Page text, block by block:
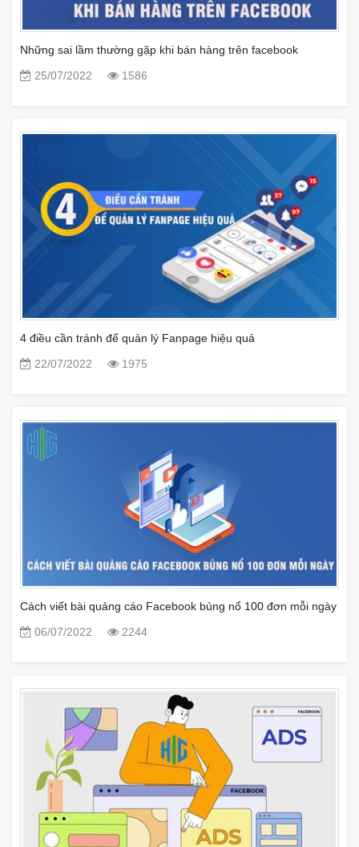
Những sai lầm thường gặp khi bán hàng trên facebook
25/07/2022
1586
4 điều cần tránh để quản lý Fanpage hiệu quả
22/07/2022
1975
Cách viết bài quảng cáo Facebook bủng nổ 100 đơn mỗi ngày
06/07/2022
2244